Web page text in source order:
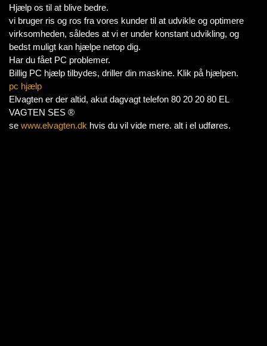
Hjælp os til at blive bedre.
vi bruger ris og ros fra vores kunder til at udvikle og optimere
virksomheden, således at vi er under konstant udvikling, og
bedst muligt kan hjælpe netop dig.
Har du fået PC problemer.
Billig PC hjælp tilbydes, driller din maskine. Klik på hjælpen.
pc hjælp
Elvagten er der altid, akut dagvagt telefon 80 20 20 80 EL
VAGTEN SES ®
se www.elvagten.dk hvis du vil vide mere. alt i el udføres.